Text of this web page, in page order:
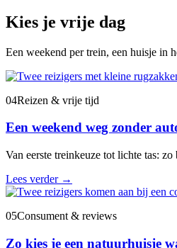
Kies je vrije dag
Een weekend per trein, een huisje in
04Reizen & vrije tijd
Een weekend weg zonder
Van eerste treinkeuze tot lichte tas:
Lees verder →
05Consument & reviews
Zo kies je een natuurhuisje